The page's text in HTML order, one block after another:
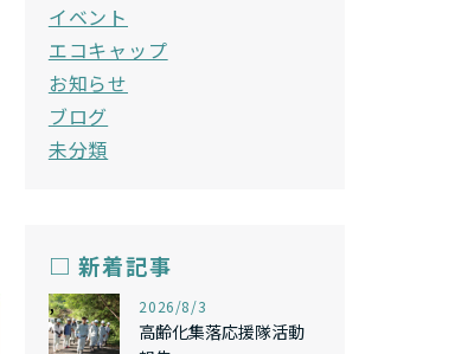
イベント
エコキャップ
お知らせ
ブログ
未分類
□ 新着記事
, 2026/8/3
高齢化集落応援隊活動